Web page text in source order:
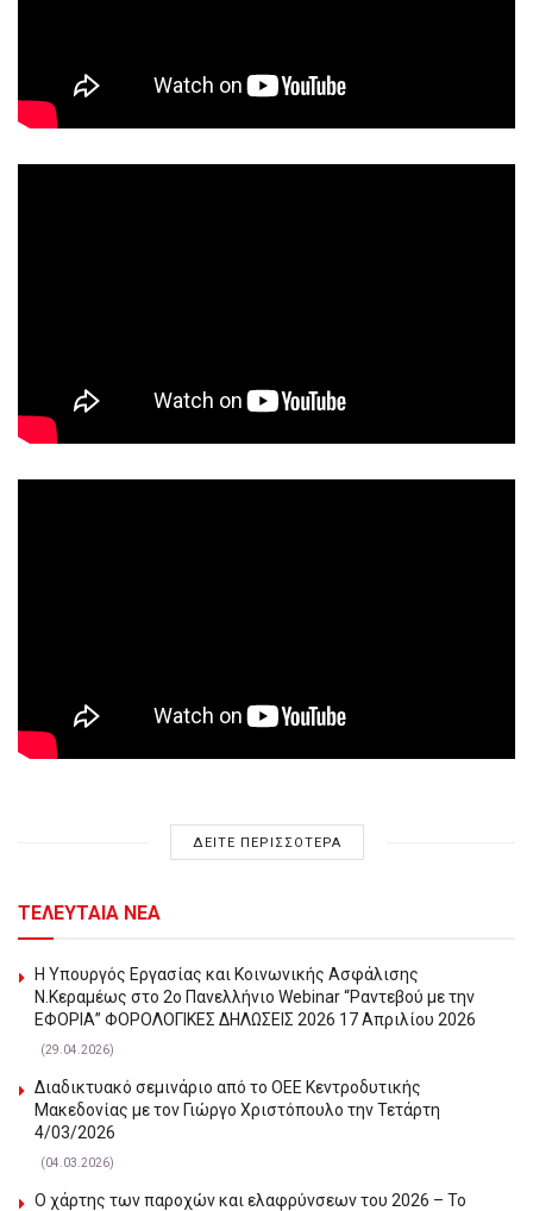
ΔΕΙΤΕ ΠΕΡΙΣΣΟΤΕΡΑ
ΤΕΛΕΥΤΑΙΑ ΝΕΑ
Η Υπουργός Εργασίας και Κοινωνικής Ασφάλισης
Ν.Κεραμέως στο 2o Πανελλήνιο Webinar “Ραντεβού με την
ΕΦΟΡΙΑ” ΦΟΡΟΛΟΓΙΚΕΣ ΔΗΛΩΣΕΙΣ 2026 17 Απριλίου 2026
(29.04.2026)
Διαδικτυακό σεμινάριο από το ΟΕΕ Κεντροδυτικής
Μακεδονίας με τον Γιώργο Χριστόπουλο την Τετάρτη
4/03/2026
(04.03.2026)
Ο χάρτης των παροχών και ελαφρύνσεων του 2026 – Το